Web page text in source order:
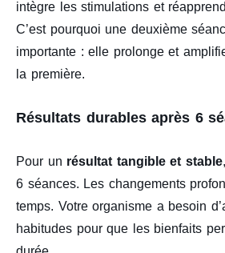
intègre les stimulations et
C’est pourquoi une deuxième
importante : elle prolonge et
la première.
Résultats durables après 6
Pour un résultat tangible et stable
6 séances. Les changements
temps. Votre organisme a besoin
habitudes pour que les bienfaits